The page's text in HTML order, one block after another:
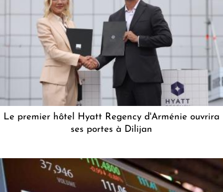
Le premier hôtel Hyatt Regency d'Arménie ouvrira
ses portes à Dilijan